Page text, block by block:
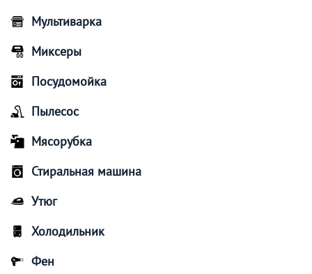
Мультиварка
Миксеры
Посудомойка
Пылесос
Мясорубка
Стиральная машина
Утюг
Холодильник
Фен